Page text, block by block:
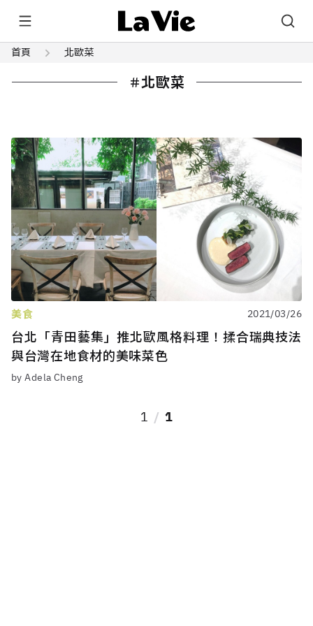
首頁 北歐菜
北歐菜
美食 2021/03/26
台北「青田藝集」推北歐風格料理！揉合瑞典技法
與台灣在地食材的美味菜色
by Adela Cheng
1 1